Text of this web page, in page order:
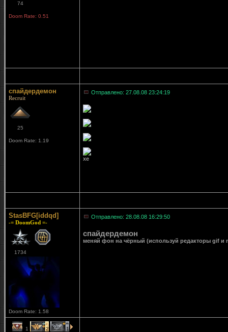
74
Doom Rate: 0.51
спайдердемон
Recruit
25
Doom Rate: 1.19
Отправлено: 27.08.08 23:24:19
хе
StasBFG[iddqd]
-= DoomGod =-
1734
Doom Rate: 1.58
Отправлено: 28.08.08 16:29:50
спайдердемон
меняй фон на чёрный (используй редакторы gif и
1 2 1